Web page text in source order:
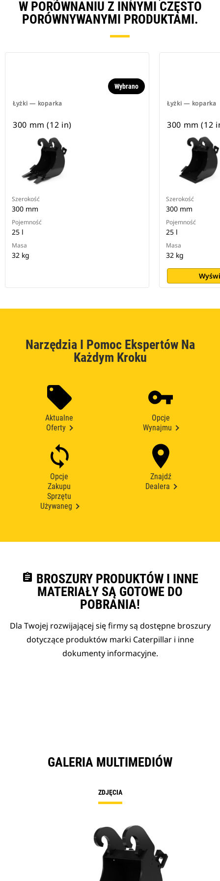
W PORÓWNANIU Z INNYMI CZĘSTO
PORÓWNYWANYMI PRODUKTAMI.
Łyżki — koparka
Wybrano
300 mm (12 in)
Szerokość
300 mm
Pojemność
25 l
Masa
32 kg
Łyżki — koparka
300 mm (12
Szerokość
300 mm
Pojemność
25 l
Masa
32 kg
Narzędzia I Pomoc Ekspertów Na
Każdym Kroku
Aktualne
Oferty
Opcje
Wynajmu
Opcje
Zakupu
Sprzętu
Używaneg
Znajdź
Dealera
assignment BROSZURY PRODUKTÓW I INNE
MATERIAŁY SĄ GOTOWE DO
POBRANIA!
Dla Twojej rozwijającej się firmy są dostępne broszury
dotyczące produktów marki Caterpillar i inne
dokumenty informacyjne.
GALERIA MULTIMEDIÓW
ZDJĘCIA